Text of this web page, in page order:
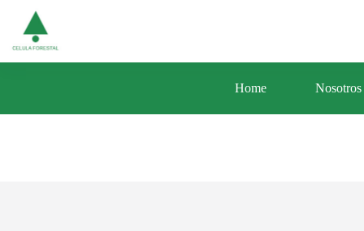
contenido
Home Nosotros